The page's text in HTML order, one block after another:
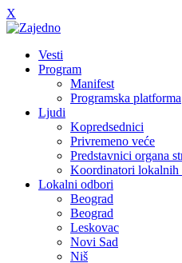
X
Vesti
Program
Manifest
Programska platforma
Ljudi
Kopredsednici
Privremeno veće
Predstavnici organa
Koordinatori lokalnih
Lokalni odbori
Beograd
Beograd
Leskovac
Novi Sad
Niš